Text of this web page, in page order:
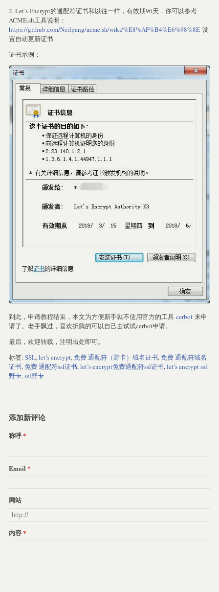
2. Let’s Encrypt的通配符证书和以往一样，有效期90天，你可以参考
ACME.sh工具说明：
https://github.com/Neilpang/acme.sh/wiki/%E8%AF%B4%E6%98%8E 设
置自动更新证书
证书示例：
到此，申请教程结束，本文为方便新手就不使用官方的工具 cerbot 来申
请了。老手飘过，喜欢折腾的可以自己去试试cerbot申请。
最后，欢迎转载，注明出处即可。
标签: SSL,let’s encrypt,免费 通配符（野卡）域名证书,免费 通配符域名
证书,免费 通配符ssl证书,let’s encrypt免费通配符ssl证书,let’s encrypt ssl
野卡,ssl野卡
添加新评论
称呼
Email
网站
内容